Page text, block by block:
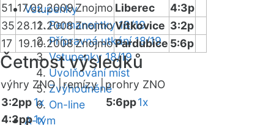
Vstupenky
Permanentky 18/19
Přípravná utkání 18/19
Vstupenky 18/19
Uvolňování míst
Zvýhodněné
On-line
A-tým
51 17.02.2009Znojmo Liberec
4:3p
35 28.12.2008ZnojmoVítkovice 3:2p
17 19.10.2008ZnojmoPardubice 5:6p
Četnost výsledků
výhry ZNO |remízy |prohry ZNO
3:2pp1x
4:3pp1x
5:6pp1x